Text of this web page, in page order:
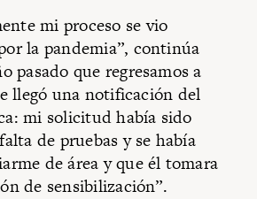
mi proceso se vio
la pandemia”, continúa
pasado que regresamos a
llegó una notificación del
mi solicitud había sido
de pruebas y se había
de área y que él tomara
de sensibilización”.